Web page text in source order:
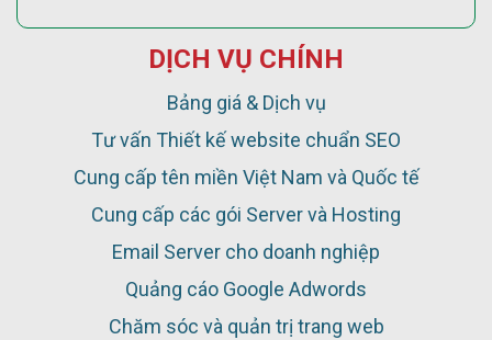
DỊCH VỤ CHÍNH
Bảng giá & Dịch vụ
Tư vấn Thiết kế website chuẩn SEO
Cung cấp tên miền Việt Nam và Quốc tế
Cung cấp các gói Server và Hosting
Email Server cho doanh nghiệp
Quảng cáo Google Adwords
Chăm sóc và quản trị trang web